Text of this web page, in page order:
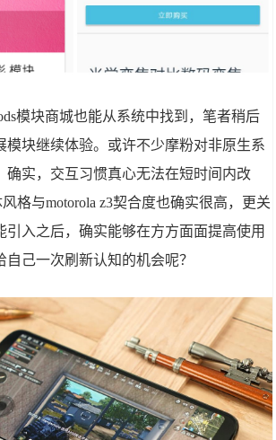
模块商城也能从系统中找到，笔者稍后
模块继续体验。或许不少摩粉对非原生系
确实，交互习惯真心无法在短时间内改
格与motorola z3契合度也确实很高，更关
引入之后，确实能够在方方面面提高使用
己一次刷新认知的机会呢？